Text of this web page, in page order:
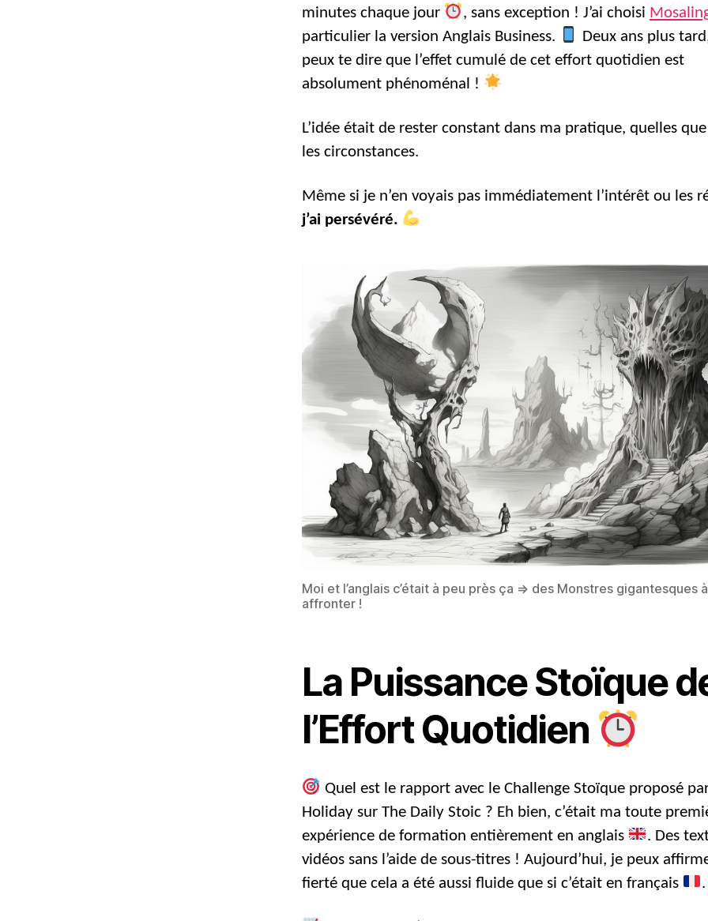
minutes chaque jour
, sans exception ! J’ai choisi
particulier la version Anglais Business.
Deux ans plus
peux te dire que l’effet cumulé de cet effort quotidien est
absolument phénoménal !
L’idée était de rester constant dans ma pratique, quelles
les circonstances.
Même si je n’en voyais pas immédiatement l’intérêt ou les
j’ai persévéré.
Moi et l’anglais c’était à peu près ça => des Monstres gigantesques à
affronter !
La Puissance Stoïque
l’Effort Quotidien
Quel est le rapport avec le Challenge Stoïque proposé
Holiday sur The Daily Stoic ? Eh bien, c’était ma toute
expérience de formation entièrement en anglais
. Des
vidéos sans l’aide de sous-titres ! Aujourd’hui, je peux
fierté que cela a été aussi fluide que si c’était en français
.